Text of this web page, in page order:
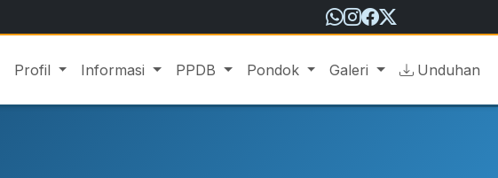
Profil Informasi PPDB Pondok Galeri Unduhan